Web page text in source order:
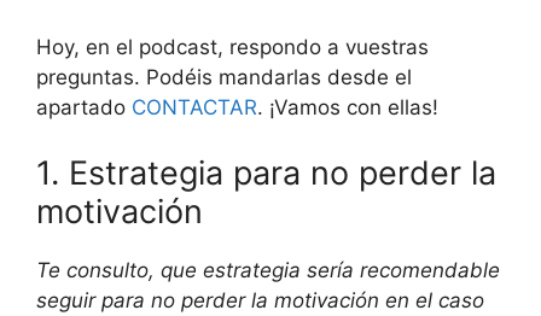
Hoy, en el podcast, respondo a vuestras
preguntas. Podéis mandarlas desde el
apartado CONTACTAR. ¡Vamos con ellas!
1. Estrategia para no perder la
motivación
Te consulto, que estrategia sería recomendable
seguir para no perder la motivación en el caso